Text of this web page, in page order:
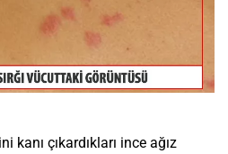
çıkardıkları ince ağız